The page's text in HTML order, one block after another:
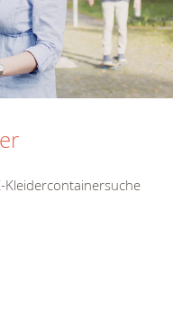
Kleidercontainersuche